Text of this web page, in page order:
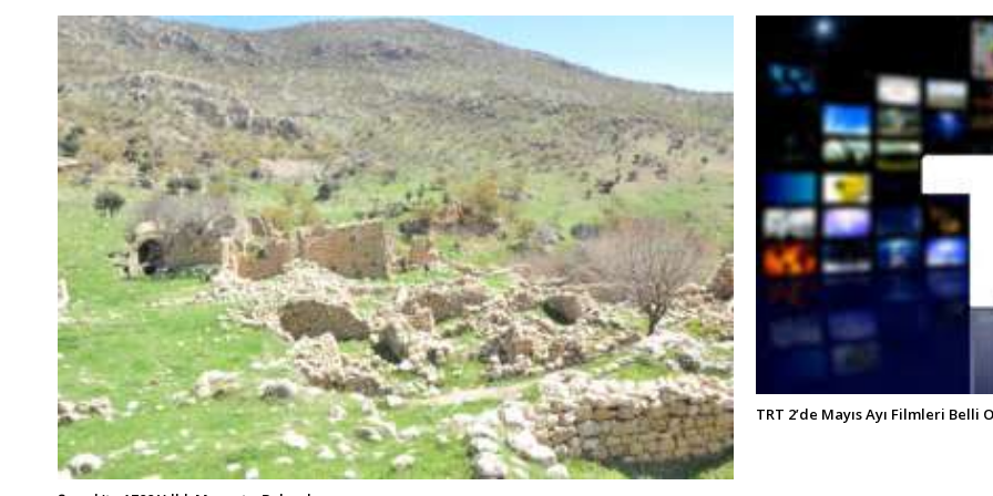
TRT 2’de Mayıs Ayı Filmleri Belli